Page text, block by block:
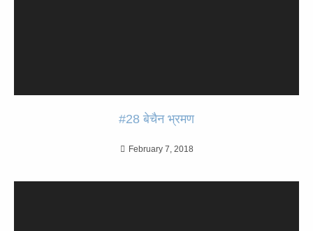
#28 बेचैन भ्रमण
February 7, 2018